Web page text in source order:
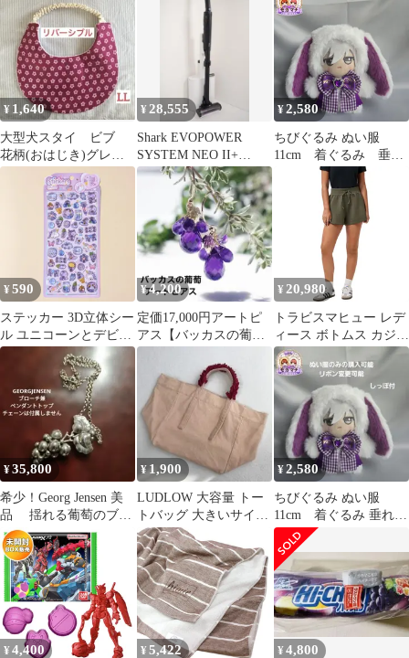
収納 倉敷帆布
¥ 1,640
大型犬スタイ ビブ
花柄(おはじき)グレー
プ＆タオル(花束刺繍)
¥ 28,555
Shark EVOPOWER
SYSTEM NEO II+
LC551JBK
¥2,580
ちびぐるみ ぬい服
11cm 着ぐるみ 垂れ
耳うさぎ 白(内耳 グ
レープ)しっぽ付
¥590
ステッカー 3D立体シー
ル ユニコーンとデビル
悪魔 お菓子 グレープ
St-10 魔法帽 キャンデ
ィ 紫色 ボンボンシール
ドロップシール 3Dシー
ル ぷくぷく シール交換
キラキラ かわいい 人気
ビーズクラブ
¥4,200
定価17,000円アートピ
アス【バッカスの葡
萄】ドロップカットア
メジストの房
¥ 20,980
トラビスマヒュー レデ
ィース ボトムス カジュ
アルパンツ キャップ ケ
ープ TravisMathew
Cloudscape Short
Womens Grape Leaf グレ
ープ
¥35,800
希少！Georg Jensen 美
品 揺れる葡萄のブロ
ーチ兼ペンダントトッ
プ
¥1,900
LUDLOW 大容量 トー
トバッグ 大きいサイズ
赤 オレンジ系
¥2,580
ちびぐるみ ぬい服
11cm 着ぐるみ 垂れ耳
うさぎ 白(内耳 グレ
ープ)
¥ 4,400 ¥ 5,422 ¥4,800